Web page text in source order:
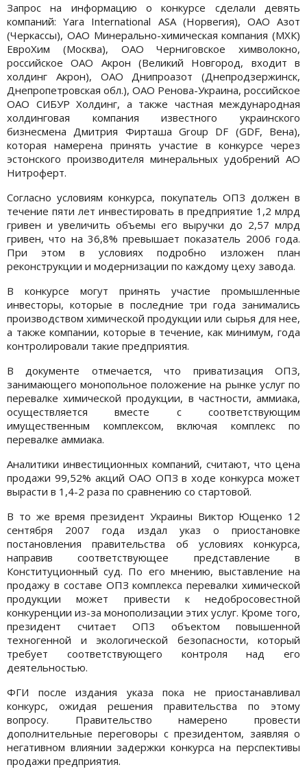
Запрос на информацию о конкурсе сделали девять
компаний: Yara International АSA (Норвегия), ОАО Азот
(Черкассы), ОАО Минерально-химическая компания (МХК)
ЕвроХим (Москва), ОАО Черниговское химволокно,
российское ОАО Акрон (Великий Новгород, входит в
холдинг Акрон), ОАО Днипроазот (Днепродзержинск,
Днепропетровская обл.), ОАО Ренова-Украина, российское
ОАО СИБУР Холдинг, а также частная международная
холдинговая компания известного украинского
бизнесмена Дмитрия Фирташа Group DF (GDF, Вена),
которая намерена принять участие в конкурсе через
эстонского производителя минеральных удобрений АО
Нитроферт.
Согласно условиям конкурса, покупатель ОПЗ должен в
течение пяти лет инвестировать в предприятие 1,2 млрд
гривен и увеличить объемы его выручки до 2,57 млрд
гривен, что на 36,8% превышает показатель 2006 года.
При этом в условиях подробно изложен план
реконструкции и модернизации по каждому цеху завода.
В конкурсе могут принять участие промышленные
инвесторы, которые в последние три года занимались
производством химической продукции или сырья для нее,
а также компании, которые в течение, как минимум, года
контролировали такие предприятия.
В документе отмечается, что приватизация ОПЗ,
занимающего монопольное положение на рынке услуг по
перевалке химической продукции, в частности, аммиака,
осуществляется вместе с соответствующим
имущественным комплексом, включая комплекс по
перевалке аммиака.
Аналитики инвестиционных компаний, считают, что цена
продажи 99,52% акций ОАО ОПЗ в ходе конкурса может
вырасти в 1,4-2 раза по сравнению со стартовой.
В то же время президент Украины Виктор Ющенко 12
сентября 2007 года издал указ о приостановке
постановления правительства об условиях конкурса,
направив соответствующее представление в
Конституционный суд. По его мнению, выставление на
продажу в составе ОПЗ комплекса перевалки химической
продукции может привести к недобросовестной
конкуренции из-за монополизации этих услуг. Кроме того,
президент считает ОПЗ объектом повышенной
техногенной и экологической безопасности, который
требует соответствующего контроля над его
деятельностью.
ФГИ после издания указа пока не приостанавливал
конкурс, ожидая решения правительства по этому
вопросу. Правительство намерено провести
дополнительные переговоры с президентом, заявляя о
негативном влиянии задержки конкурса на перспективы
продажи предприятия.